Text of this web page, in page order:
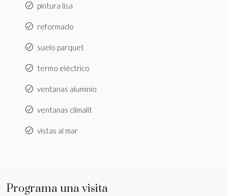
pintura lisa
reformado
suelo parquet
termo eléctrico
ventanas aluminio
ventanas climalit
vistas al mar
Programa una visita